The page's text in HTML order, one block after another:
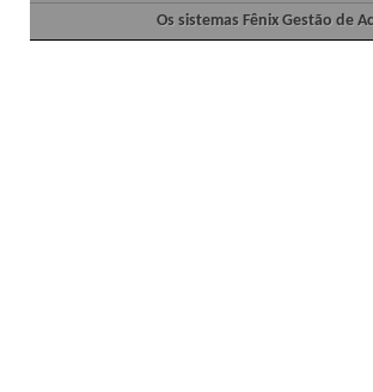
Os sistemas Fênix Gestão de